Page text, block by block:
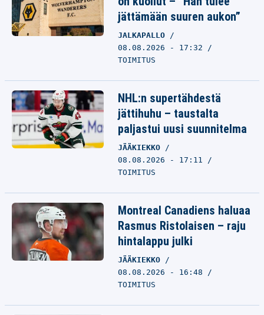
jättämään suuren aukon”
JALKAPALLO
08.08.2026 - 17:32
TOIMITUS
NHL:n supertähdestä
jättihuhu – taustalta
paljastui uusi suunnitelma
JÄÄKIEKKO
08.08.2026 - 17:11
TOIMITUS
Montreal Canadiens haluaa
Rasmus Ristolaisen – raju
hintalappu julki
JÄÄKIEKKO
08.08.2026 - 16:48
TOIMITUS